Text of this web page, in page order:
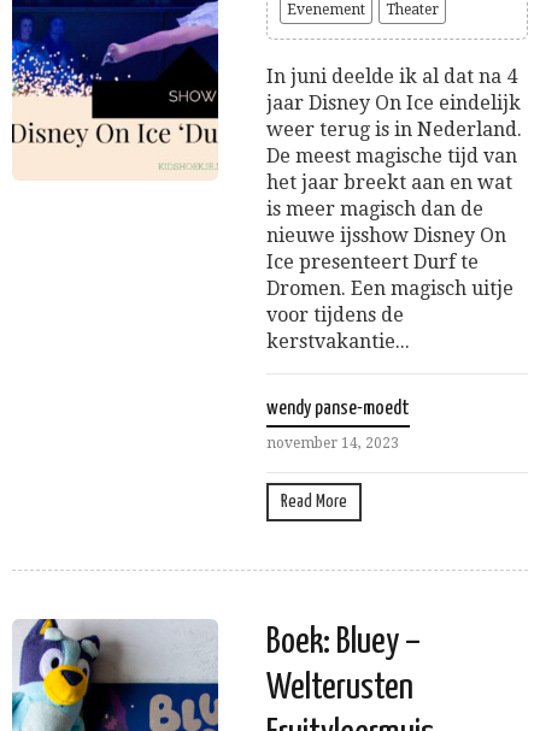
Evenement Theater
In juni deelde ik al dat na 4
jaar Disney On Ice eindelijk
weer terug is in Nederland.
De meest magische tijd van
het jaar breekt aan en wat
is meer magisch dan de
nieuwe ijsshow Disney On
Ice presenteert Durf te
Dromen. Een magisch uitje
voor tijdens de
kerstvakantie...
wendy panse-moedt
november 14, 2023
Read More
Boek: Bluey –
Welterusten